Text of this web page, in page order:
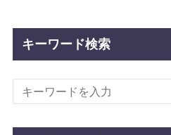
キーワード検索